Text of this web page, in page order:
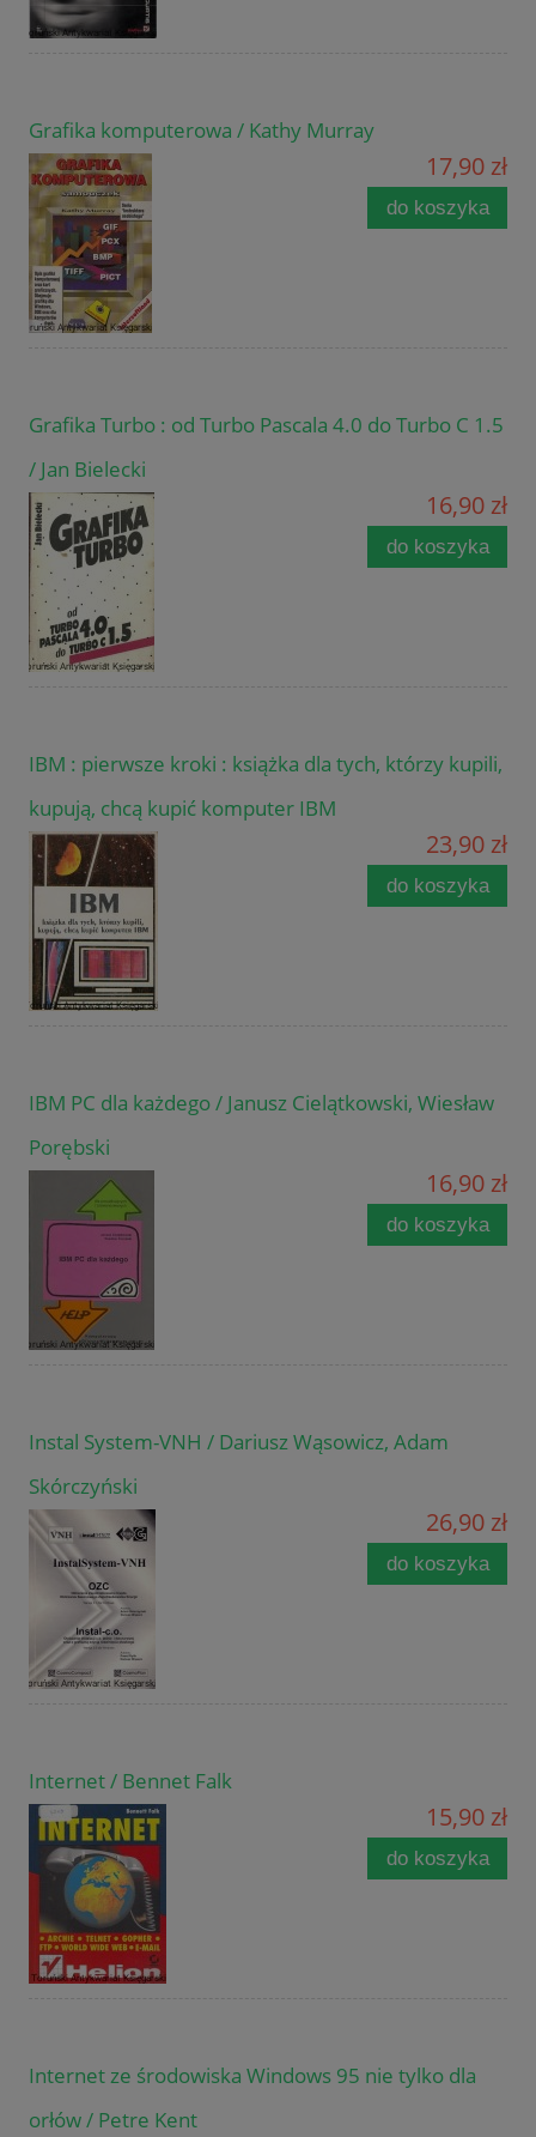
Grafika komputerowa / Kathy Murray
17,90 zł
do koszyka
Grafika Turbo : od Turbo Pascala 4.0 do Turbo C 1.5
/ Jan Bielecki
16,90 zł
do koszyka
IBM : pierwsze kroki : książka dla tych, którzy kupili,
kupują, chcą kupić komputer IBM
23,90 zł
do koszyka
IBM PC dla każdego / Janusz Cielątkowski, Wiesław
Porębski
16,90 zł
do koszyka
Instal System-VNH / Dariusz Wąsowicz, Adam
Skórczyński
26,90 zł
do koszyka
Internet / Bennet Falk
15,90 zł
do koszyka
Internet ze środowiska Windows 95 nie tylko dla
orłów / Petre Kent